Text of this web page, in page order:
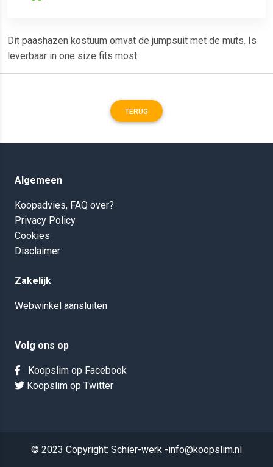
Dit paashazen kostuum omvat de jumpsuit met de muts. Is
leverbaar in one size fits most
TERUG
Algemeen
Koopadvies, FAQ over?
Privacy Policy
Cookies
Disclaimer
Zakelijk
Webwinkel aansluiten
Volg ons op
Koopslim op Facebook
Koopslim op Twitter
© 2023 Copyright: Schier-werk -info@koopslim.nl